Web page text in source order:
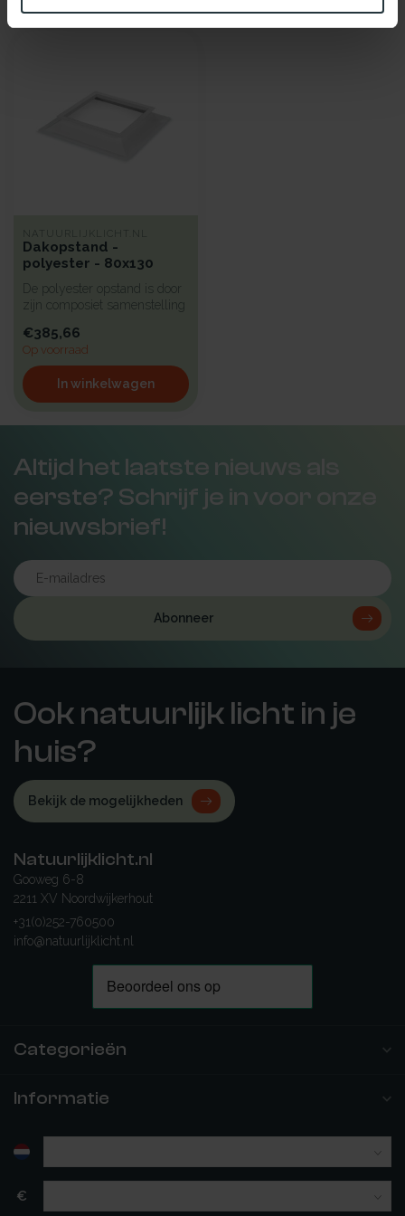
NATUURLIJKLICHT.NL
Dakopstand -
polyester - 80x130
De polyester opstand is door
zijn composiet samenstelling
€385,66
Op voorraad
In winkelwagen
Altijd het laatste nieuws als
eerste? Schrijf je in voor onze
nieuwsbrief!
Abonneer
Ook natuurlijk licht in je
huis?
Bekijk de mogelijkheden
Natuurlijklicht.nl
Gooweg 6-8
2211 XV Noordwijkerhout
+31(0)252-760500
info@natuurlijklicht.nl
Categorieën
Informatie
€